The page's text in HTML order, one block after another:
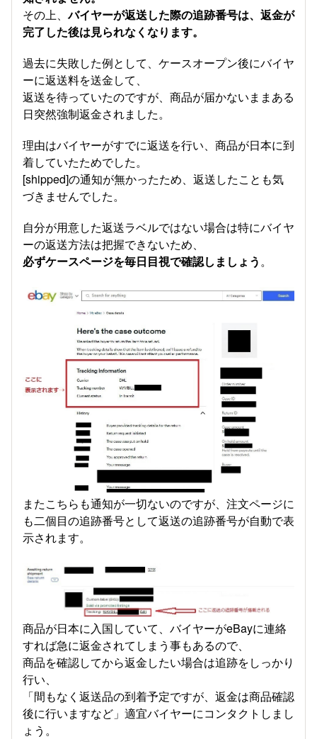
その上、バイヤーが返送した際の追跡番号は、返金が
完了した後は見られなくなります。
過去に失敗した例として、ケースオープン後にバイヤ
ーに返送料を送金して、
返送を待っていたのですが、商品が届かないままある
日突然強制返金されました。
理由はバイヤーがすでに返送を行い、商品が日本に到
着していたためでした。
[shipped]の通知が無かったため、返送したことも気
づきませんでした。
自分が用意した返送ラベルではない場合は特にバイヤ
ーの返送方法は把握できないため、
必ずケースページを毎日目視で確認しましょう。
またこちらも通知が一切ないのですが、注文ページに
も二個目の追跡番号として返送の追跡番号が自動で表
示されます。
商品が日本に入国していて、バイヤーがeBayに連絡
すれば急に返金されてしまう事もあるので、
商品を確認してから返金したい場合は追跡をしっかり
行い、
「間もなく返送品の到着予定ですが、返金は商品確認
後に行いますなど」適宜バイヤーにコンタクトしまし
ょう。